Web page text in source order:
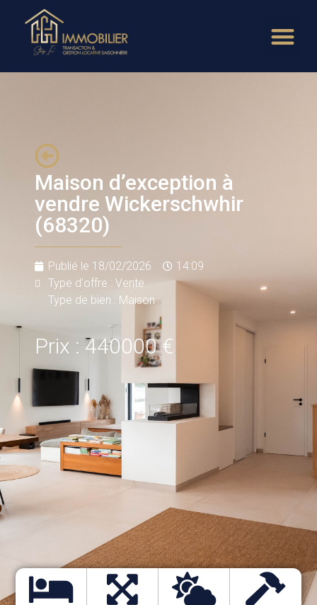
Maison d’exception à
vendre Wickerschwhir
(68320)
Publié le 18/02/2026
14:09
Type d'offre : Vente
Type de bien : Maison
Prix : 440000 €